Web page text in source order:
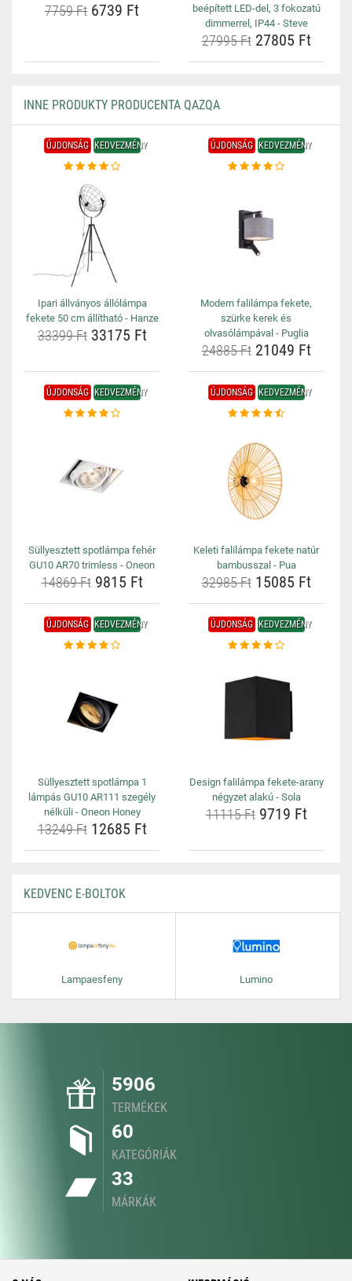
7759 Ft 6739 Ft
beépített LED-del, 3 fokozatú
dimmerrel, IP44 - Steve
27995 Ft27805 Ft
INNE PRODUKTY PRODUCENTA QAZQA
ÚJDONSÁG KEDVEZMÉNY
Ipari állványos állólámpa
fekete 50 cm állítható - Hanze
33399 Ft33175 Ft
ÚJDONSÁG KEDVEZMÉNY
Modern falilámpa fekete,
szürke kerek és
olvasólámpával - Puglia
24885 Ft21049 Ft
ÚJDONSÁG KEDVEZMÉNY
Süllyesztett spotlámpa fehér
GU10 AR70 trimless - Oneon
14869 Ft9815 Ft
ÚJDONSÁG KEDVEZMÉNY
Keleti falilámpa fekete natúr
bambusszal - Pua
32985 Ft15085 Ft
ÚJDONSÁG KEDVEZMÉNY
Süllyesztett spotlámpa 1
lámpás GU10 AR111 szegély
nélküli - Oneon Honey
13249 Ft12685 Ft
ÚJDONSÁG KEDVEZMÉNY
Design falilámpa fekete-arany
négyzet alakú - Sola
11115 Ft9719 Ft
KEDVENC E-BOLTOK
Lampaesfeny Lumino
5906
TERMÉKEK
60
KATEGÓRIÁK
33
MÁRKÁK